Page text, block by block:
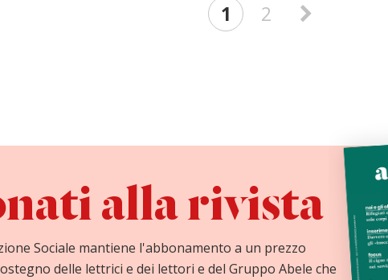
1 2
alla rivista
Sociale mantiene l'abbonamento a un prezzo
delle lettrici e dei lettori e del Gruppo Abele che